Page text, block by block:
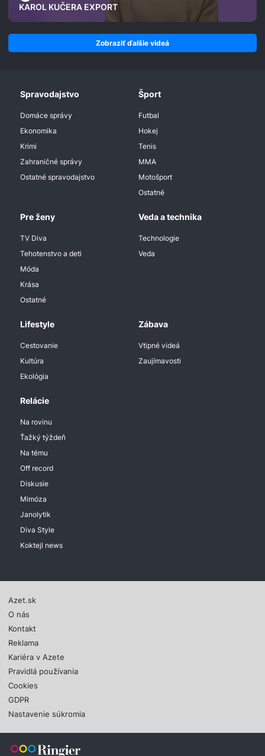
KAROL KUČERA EXPORT
Zobraziť ďalšie videá
Spravodajstvo
Domáce správy
Ekonomika
Krimi
Zahraničné správy
Ostatné spravodajstvo
Šport
Futbal
Hokej
Tenis
MMA
Motošport
Ostatné
Pre ženy
TV Diva
Tehotenstvo a deti
Móda
Krása
Ostatné
Veda a technika
Technologie
Veda
Lifestyle
Cestovanie
Kultúra
Ekológia
Zábava
Vtipné videá
Zaujímavosti
Relácie
Na rovinu
Ťažký týždeň
Na tému
Off record
Diskusie
Mimóza
Janolytik
Diva Style
Koktejl news
Azet.sk
O nás
Kontakt
Reklama
Kariéra v Azete
Pravidlá používania
Cookies
GDPR
Nastavenie súkromia